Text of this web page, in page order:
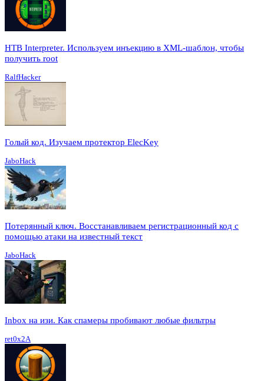
HTB Interpreter. Используем инъекцию в XML-шаблон, чтобы
получить root
RalfHacker
Голый код. Изучаем протектор ElecKey
JaboHack
Потерянный ключ. Восстанавливаем регистрационный код с
помощью атаки на известный текст
JaboHack
Inbox на изи. Как спамеры пробивают любые фильтры
ret0x2A